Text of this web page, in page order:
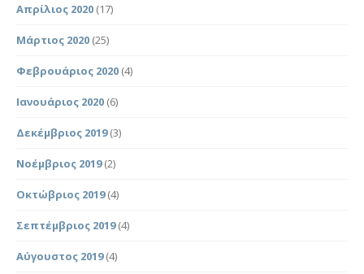
Απρίλιος 2020 (17)
Μάρτιος 2020 (25)
Φεβρουάριος 2020 (4)
Ιανουάριος 2020 (6)
Δεκέμβριος 2019(3)
Νοέμβριος 2019(2)
Οκτώβριος 2019(4)
Σεπτέμβριος 2019(4)
Αύγουστος 2019(4)